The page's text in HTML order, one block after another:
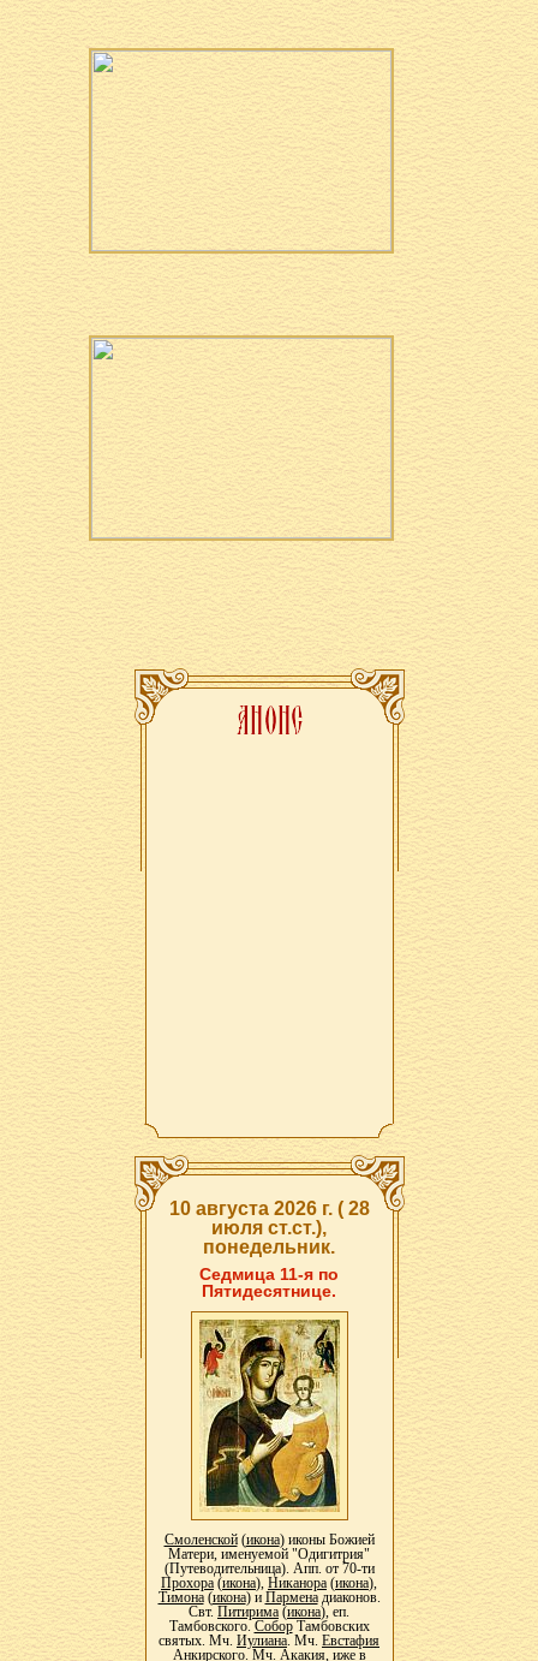
10 августа 2026 г. ( 28
июля ст.ст.),
понедельник.
Седмица 11-я по
Пятидесятнице.
Смоленской(икона) иконы Божией
Матери, именуемой "Одигитрия"
(Путеводительница). Апп. от 70-ти
Прохора (икона), Никанора (икона),
Тимона(икона) и Парменадиаконов.
Свт. Питирима (икона), еп.
Тамбовского. СоборТамбовских
святых. Мч. Иулиана. Мч. Евстафия
Анкирского. Мч. Акакия, иже в